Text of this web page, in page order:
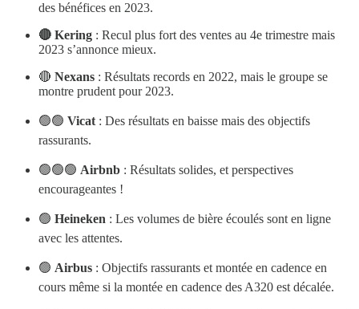
des bénéfices en 2023.
🔴 Kering : Recul plus fort des ventes au 4e trimestre mais
2023 s’annonce mieux.
🔴 Nexans : Résultats records en 2022, mais le groupe se
montre prudent pour 2023.
🟢🟢 Vicat : Des résultats en baisse mais des objectifs
rassurants.
🟢🟢🟢 Airbnb : Résultats solides, et perspectives
encourageantes !
🟢 Heineken : Les volumes de bière écoulés sont en ligne
avec les attentes.
🟢 Airbus : Objectifs rassurants et montée en cadence en
cours même si la montée en cadence des A320 est décalée.